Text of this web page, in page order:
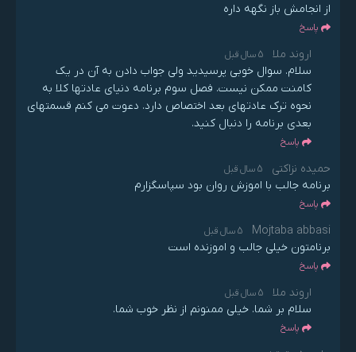
از انجامش باز نگهه داره
پاسخ
اروند ملا 5 سال قبل
سلام. سوال خوبی پرسیدید ولی جواب دادن به آن در یک
کامنت ممکن نیست. فصل سوم برنامه دنیای عادتها کلا به
نحوه ترک عادتهای بعد اختصاص دارد. دعوت می کنم قسمتهای
بعدی برنامه را دنبال کنید.
پاسخ
حمیده نزاکتی 5 سال قبل
برنامه جالب با اموزش روان بود سپاسگزارم
پاسخ
Mojtaba abbasi 5 سال قبل
برنامتون خیلی جالب و اموزنده است
پاسخ
اروند ملا 5 سال قبل
سلام بر شما. خیلی ممنونم از نظر خوب شما.
پاسخ